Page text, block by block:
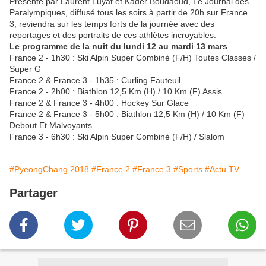
Paralympiques, diffusé tous les soirs à partir de 20h sur France
3, reviendra sur les temps forts de la journée avec des
reportages et des portraits de ces athlètes incroyables.
Le programme de la nuit du lundi 12 au mardi 13 mars
France 2 - 1h30 : Ski Alpin Super Combiné (F/H) Toutes Classes /
Super G
France 2 & France 3 - 1h35 : Curling Fauteuil
France 2 - 2h00 : Biathlon 12,5 Km (H) / 10 Km (F) Assis
France 2 & France 3 - 4h00 : Hockey Sur Glace
France 2 & France 3 - 5h00 : Biathlon 12,5 Km (H) / 10 Km (F)
Debout Et Malvoyants
France 3 - 6h30 : Ski Alpin Super Combiné (F/H) / Slalom
#PyeongChang 2018 #France 2 #France 3 #Sports #Actu TV
Partager